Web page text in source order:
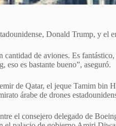
Donald Trump, y el
cantidad de aviones. Es
eso es bastante bueno”, aseguró.
de Qatar, el jeque Tamim bin
árabe de drones
el consejero delegado de